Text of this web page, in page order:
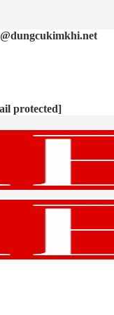
protected]